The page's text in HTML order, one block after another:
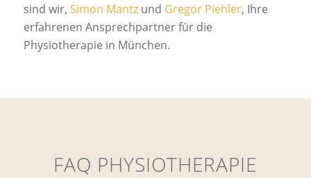
sind wir, Simon Mantzund Gregor Piehler, Ihre
erfahrenen Ansprechpartner für die
Physiotherapie in München.
FAQ PHYSIOTHERAPIE